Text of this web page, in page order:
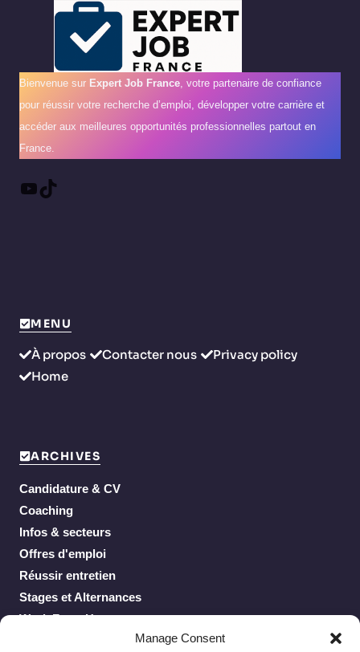
Manage Consent
Bienvenue sur Expert Job France , votre partenaire de confiance
pour réussir votre recherche d’emploi, développer votre carrière et
accéder aux meilleures opportunités professionnelles partout en
France.
YouTube
TikTok
MENU
À propos Contacter nous
Privacy policy
Home
ARCHIVES
Candidature & CV
Coaching
Infos & secteurs
Offres d'emploi
Réussir entretien
Stages et Alternances
Work From Home